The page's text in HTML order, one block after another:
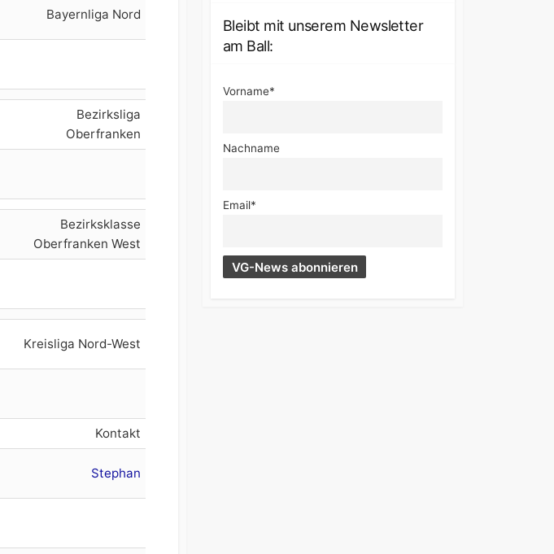
(Beachvolleyball)
Bayernliga Nord
Bezirksliga
Oberfranken
Bezirksklasse
Oberfranken West
Kreisliga Nord-West
Kontakt
Stephan
Bleibt mit unserem Newsletter
am Ball:
Vorname*
Nachname
Email*